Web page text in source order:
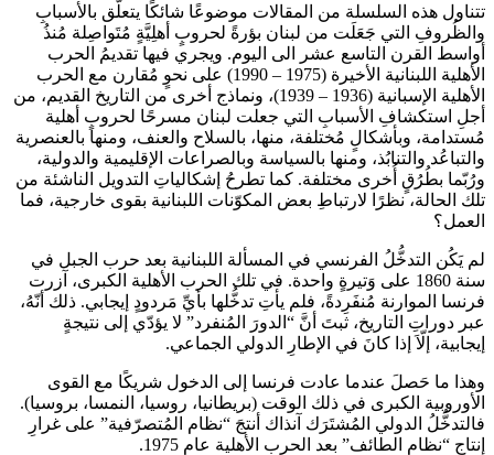
تتناول هذه السلسلة من المقالات موضوعًا شائكًا يتعلَّق بالأسبابِ
والظُروفِ التي جَعَلَت من لبنان بؤرةً لحروبٍ أهلِيَّةٍ مُتَواصِلة مُنذُ
أواسط القرن التاسع عشر الى اليوم. ويجري فيها تقديمُ الحرب
الأهلية اللبنانية الأخيرة (1975 – 1990) على نحوٍ مُقارن مع الحرب
الأهلية الإسبانية (1936 – 1939)، ونماذج أخرى من التاريخ القديم، من
أجلِ استكشافِ الأسبابِ التي جعلت لبنان مسرحًا لحروبٍ أهلية
مُستدامة، وبأشكالٍ مُختلفة، منها، بالسلاح والعنف، ومنها بالعنصرية
والتباعُد والتنابُذ، ومنها بالسياسة وبالصراعات الإقليمية والدولية،
ورُبّما بطُرُقٍ أُخرى مختلفة. كما تطرحُ إشكالياتِ التدويل الناشئة من
تلك الحالة، نظرًا لارتباطِ بعض المكوّنات اللبنانية بقوى خارجية، فما
العمل؟
لم يَكُن التدخُّلُ الفرنسي في المسألة اللبنانية بعد حرب الجبل في
سنة 1860 على وَتيرةٍ واحدة. في تلك الحرب الأهلية الكبرى، آزرت
فرنسا الموارنة مُنفَرِدةً، فلم يأتِ تدخُّلها بأيِّ مَردودٍ إيجابي. ذلك أنّهُ،
عبر دوراتِ التاريخ، ثبتَ أنَّ “الدورَ المُنفرد” لا يؤدّي إلى نتيجةٍ
إيجابية، إلّاَ إذا كانَ في الإطارِ الدولي الجماعي.
وهذا ما حَصلَ عندما عادت فرنسا إلى الدخول شريكًا مع القوى
الأوروبية الكبرى في ذلك الوقت (بريطانيا، روسيا، النمسا، بروسيا).
فالتدخُّلُ الدولي المُشتَرَك آنذاك أنتجَ “نظام المُتصرّفية” على غرارِ
إنتاجِ “نظام الطائف” بعد الحرب الأهلية عام 1975.